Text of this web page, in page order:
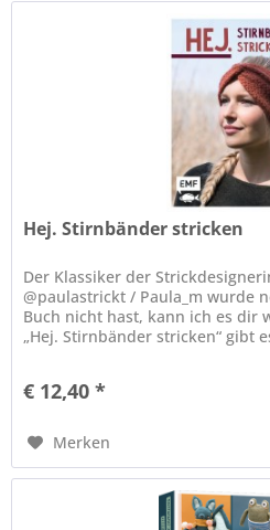
Hej. Stirnbänder stricken
Der Klassiker der
@paulastrickt / Paula_m wurde
Buch nicht hast, kann ich es dir
„Hej. Stirnbänder stricken“ gibt
€ 12,40 *
Merken